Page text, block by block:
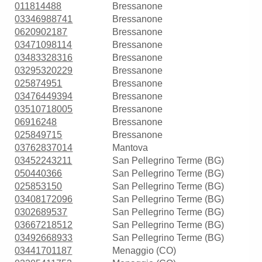
011814488
Bressanone
03346988741
Bressanone
0620902187
Bressanone
03471098114
Bressanone
03483328316
Bressanone
03295320229
Bressanone
025874951
Bressanone
03476449394
Bressanone
03510718005
Bressanone
06916248
Bressanone
025849715
Bressanone
03762837014
Mantova
03452243211
San Pellegrino Terme (BG)
050440366
San Pellegrino Terme (BG)
025853150
San Pellegrino Terme (BG)
03408172096
San Pellegrino Terme (BG)
0302689537
San Pellegrino Terme (BG)
03667218512
San Pellegrino Terme (BG)
03492668933
San Pellegrino Terme (BG)
03441701187
Menaggio (CO)